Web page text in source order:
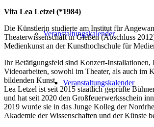
Veranstaltungskalender
Veranstaltungskalender
Vita Lea Letzel (*1984)
Die Künstlerin studierte am Institut für
Theaterwissenschaft in Gießen (Abschluss
Medienkunst an der Kunsthochschule für
Ihr Betätigungsfeld sind Konzert-Installationen,
Videoarbeiten, sowohl im Theater, als auch im
bildenden Kunst.
Lea Letzel ist seit 2015 staatlich geprüfte
und hat seit 2020 den Großfeuerwerksschein
2019 wurde sie in das Junge Kolleg der
Akademie der Wissenschaften und der Künste